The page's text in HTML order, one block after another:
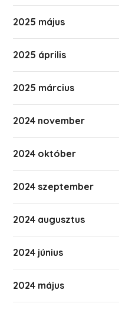
2025 május
2025 április
2025 március
2024 november
2024 október
2024 szeptember
2024 augusztus
2024 június
2024 május